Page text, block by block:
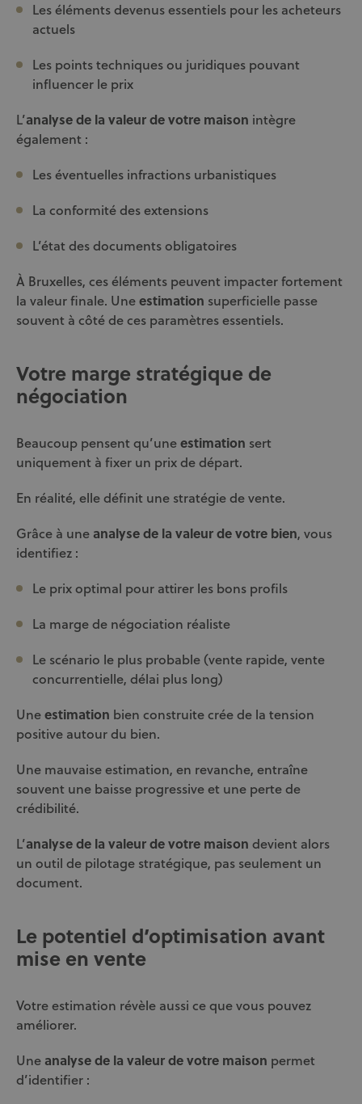
Les éléments devenus essentiels pour les acheteurs
actuels
Les points techniques ou juridiques pouvant
influencer le prix
L’analyse de la valeur de votre maison intègre
également :
Les éventuelles infractions urbanistiques
La conformité des extensions
L’état des documents obligatoires
À Bruxelles, ces éléments peuvent impacter fortement
la valeur finale. Uneestimation superficielle passe
souvent à côté de ces paramètres essentiels.
Votre marge stratégique de
négociation
Beaucoup pensent qu’uneestimation sert
uniquement à fixer un prix de départ.
En réalité, elle définit une stratégie de vente.
Grâce à une analyse de la valeur de votre bien, vous
identifiez :
Le prix optimal pour attirer les bons profils
La marge de négociation réaliste
Le scénario le plus probable (vente rapide, vente
concurrentielle, délai plus long)
Uneestimation bien construite crée de la tension
positive autour du bien.
Une mauvaise estimation, en revanche, entraîne
souvent une baisse progressive et une perte de
crédibilité.
L’analyse de la valeur de votre maison devient alors
un outil de pilotage stratégique, pas seulement un
document.
Le potentiel d’optimisation avant
mise en vente
Votre estimation révèle aussi ce que vous pouvez
améliorer.
Une analyse de la valeur de votre maison permet
d’identifier :